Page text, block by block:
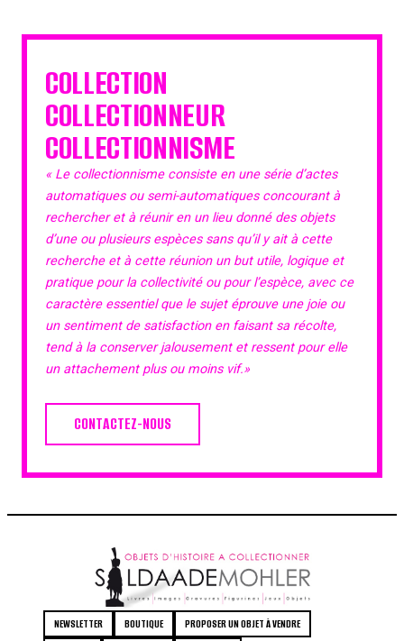
COLLECTION
COLLECTIONNEUR
COLLECTIONNISME
« Le collectionnisme consiste en une série d’actes
automatiques ou semi-automatiques concourant à
rechercher et à réunir en un lieu donné des objets
d’une ou plusieurs espèces sans qu’il y ait à cette
recherche et à cette réunion un but utile, logique et
pratique pour la collectivité ou pour l’espèce, avec ce
caractère essentiel que le sujet éprouve une joie ou
un sentiment de satisfaction en faisant sa récolte,
tend à la conserver jalousement et ressent pour elle
un attachement plus ou moins vif.»
CONTACTEZ-NOUS
NEWSLETTER BOUTIQUE PROPOSER UN OBJET À VENDRE